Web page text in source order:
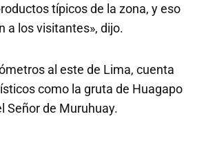
típicos de la zona, y eso
a los visitantes», dijo.
al este de Lima, cuenta
como la gruta de Huagapo
Señor de Muruhuay.